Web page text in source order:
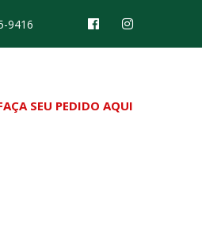
9416
SEU PEDIDO AQUI